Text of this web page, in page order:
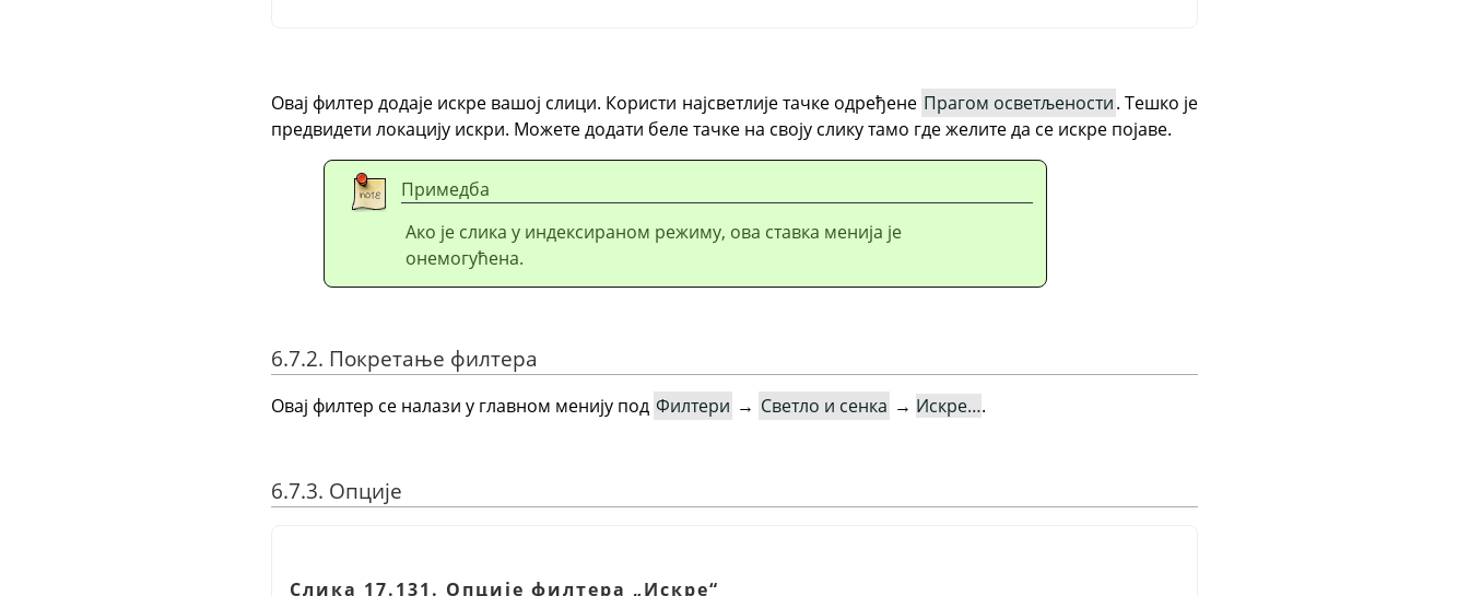
Овај филтер додаје искре вашој слици. Користи најсветлије тачке одређене Прагом осветљености. Тешко је
предвидети локацију искри. Можете додати беле тачке на своју слику тамо где желите да се искре појаве.
Примедба
Ако је слика у индексираном режиму, ова ставка менија је
онемогућена.
6.7.2. Покретање филтера
Овај филтер се налази у главном менију под Филтери → Светло и сенка → Искре….
6.7.3. Опције
Слика 17.131. Опције филтера „Искре“